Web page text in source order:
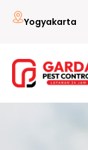
Lewati
Yogyakarta